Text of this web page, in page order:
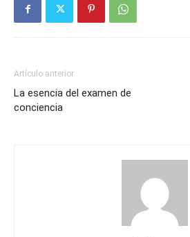
Artículo anterior
La esencia del examen de
conciencia